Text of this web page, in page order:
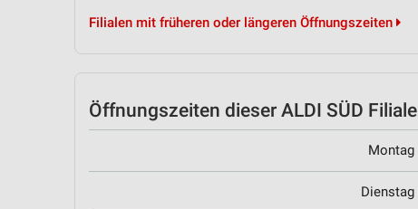
Filialen mit früheren oder längeren Öffnungszeiten
Öffnungszeiten dieser ALDI SÜD Filiale
Montag
Dienstag